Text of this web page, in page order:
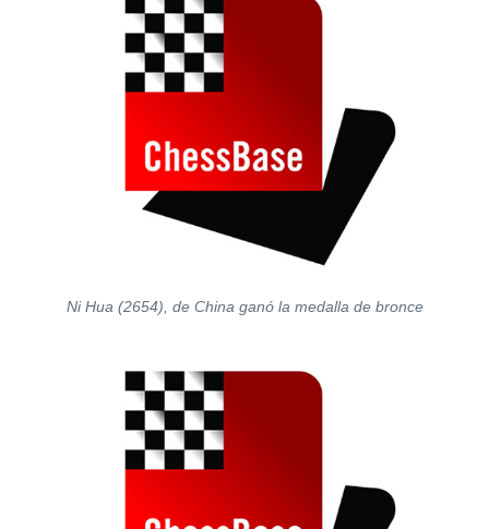
Ni Hua (2654), de China ganó la medalla de bronce